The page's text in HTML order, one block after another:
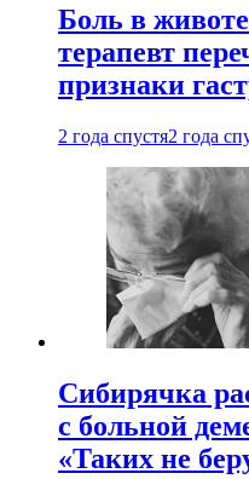
Боль в
терапевт
признаки
2 года спустя2 года
Сибирячка
с больной
«Таких не